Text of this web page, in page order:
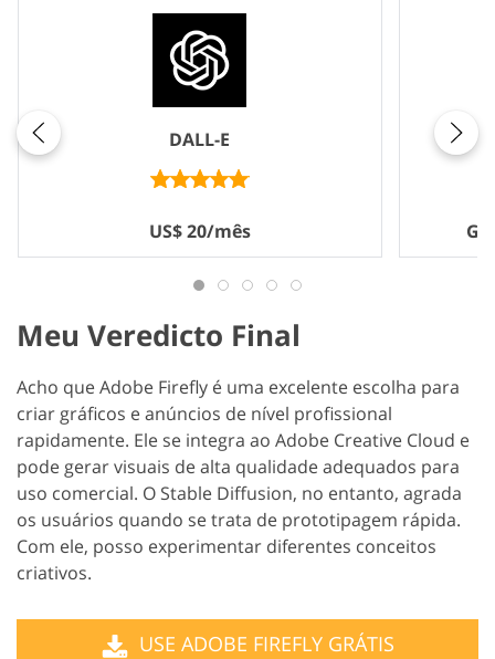
DALL-E
US$ 20/mês
Meu Veredicto Final
Acho que Adobe Firefly é uma excelente escolha para
criar gráficos e anúncios de nível profissional
rapidamente. Ele se integra ao Adobe Creative Cloud e
pode gerar visuais de alta qualidade adequados para
uso comercial. O Stable Diffusion, no entanto, agrada
os usuários quando se trata de prototipagem rápida.
Com ele, posso experimentar diferentes conceitos
criativos.
USE ADOBE FIREFLY GRÁTIS